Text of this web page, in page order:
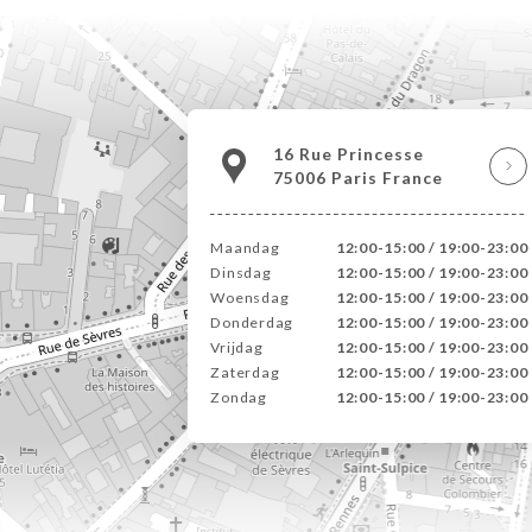
16 Rue Princesse
75006 Paris France
Maandag
12:00-15:00 / 19:00-23:00
Dinsdag
12:00-15:00 / 19:00-23:00
Woensdag
12:00-15:00 / 19:00-23:00
Donderdag
12:00-15:00 / 19:00-23:00
Vrijdag
12:00-15:00 / 19:00-23:00
Zaterdag
12:00-15:00 / 19:00-23:00
Zondag
12:00-15:00 / 19:00-23:00